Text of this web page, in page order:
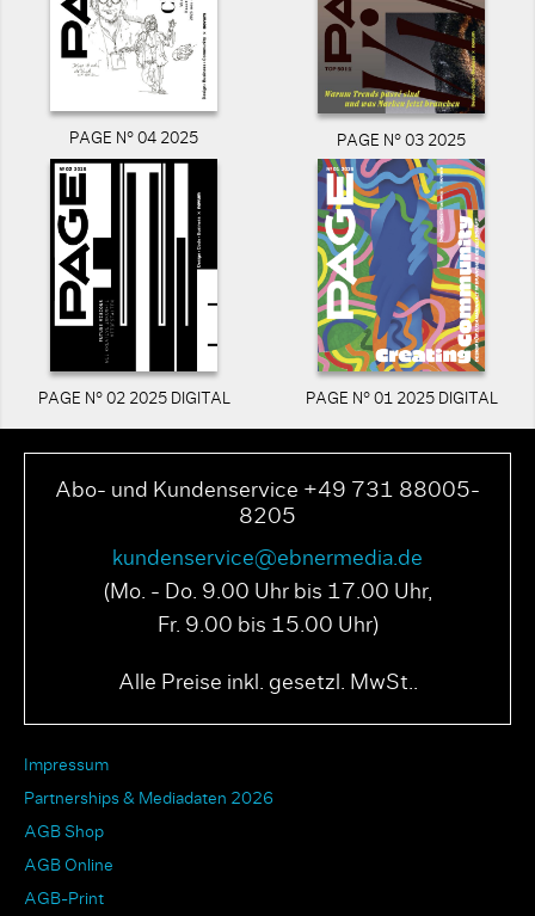
PAGE N° 04 2025 PAGE N° 03 2025
PAGE N° 02 2025 DIGITAL PAGE N° 01 2025 DIGITAL
Abo- und Kundenservice +49 731 88005-
8205
kundenservice@ebnermedia.de
(Mo. - Do. 9.00 Uhr bis 17.00 Uhr,
Fr. 9.00 bis 15.00 Uhr)
Alle Preise inkl. gesetzl. MwSt..
Impressum
Partnerships & Mediadaten 2026
AGB Shop
AGB Online
AGB-Print